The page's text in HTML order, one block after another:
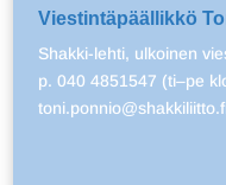
Viestintäpäällikkö
Shakki-lehti, ulkoinen
p. 040 4851547 (ti–pe